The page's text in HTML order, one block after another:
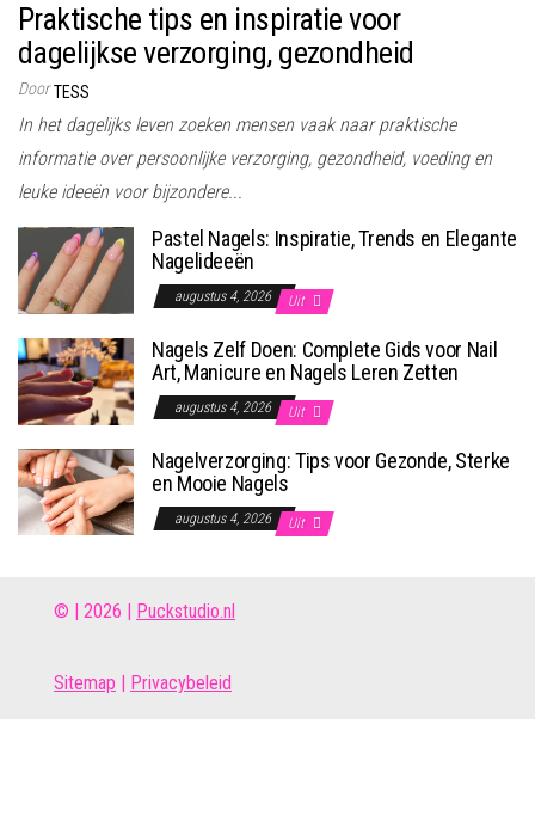
Praktische tips en inspiratie voor
dagelijkse verzorging, gezondheid
Door TESS
In het dagelijks leven zoeken mensen vaak naar praktische
informatie over persoonlijke verzorging, gezondheid, voeding en
leuke ideeën voor bijzondere...
Pastel Nagels: Inspiratie, Trends en Elegante
Nagelideeën
augustus 4, 2026 Uit
Nagels Zelf Doen: Complete Gids voor Nail
Art, Manicure en Nagels Leren Zetten
augustus 4, 2026 Uit
Nagelverzorging: Tips voor Gezonde, Sterke
en Mooie Nagels
augustus 4, 2026 Uit
© | 2026 | Puckstudio.nl
Sitemap Privacybeleid